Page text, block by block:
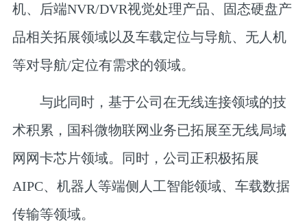
机、后端NVR/DVR视觉处理产品、固态硬盘产
品相关拓展领域以及车载定位与导航、无人机
等对导航/定位有需求的领域。
与此同时，基于公司在无线连接领域的技
术积累，国科微物联网业务已拓展至无线局域
网网卡芯片领域。同时，公司正积极拓展
AIPC、机器人等端侧人工智能领域、车载数据
传输等领域。